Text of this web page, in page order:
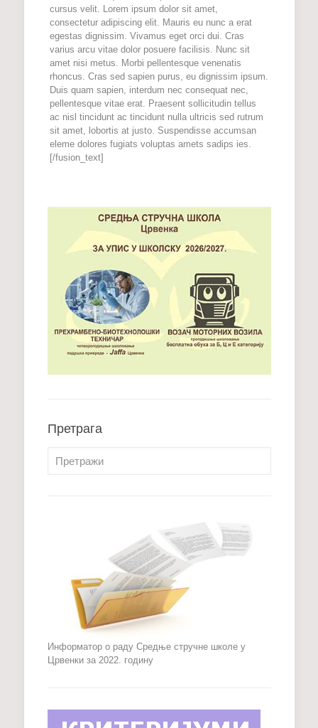
cursus velit. Lorem ipsum dolor sit amet,
consectetur adipiscing elit. Mauris eu nunc a erat
egestas dignissim. Vivamus eget orci dui. Cras
varius arcu vitae dolor posuere facilisis. Nunc sit
amet nisi metus. Morbi pellentesque venenatis
rhoncus. Cras sed sapien purus, eu dignissim ipsum.
Duis quam sapien, interdum nec consequat nec,
pellentesque vitae erat. Praesent sollicitudin tellus
ac nisl tincidunt ac tincidunt nulla ultricis sed rutrum
sit amet, lobortis at justo. Suspendisse accumsan
eleme dolores fugiats voluptas amets sadips ies.
[/fusion_text]
Претрага
Информатор о раду Средње стручне школе у
Црвенки за 2022. годину